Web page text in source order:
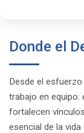
Donde el
Desde el
trabajo en equipo:
fortalecen
esencial de la